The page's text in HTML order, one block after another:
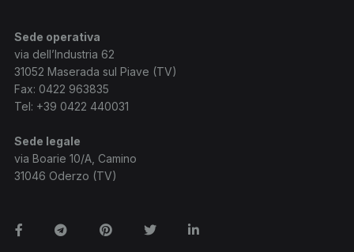
Sede operativa
via dell’Industria 62
31052 Maserada sul Piave (TV)
Fax: 0422 963835
Tel: +39 0422 440031
Sede legale
via Boarie 10/A, Camino
31046 Oderzo (TV)
FacebookTelegramPinterestTwitterLinkedin